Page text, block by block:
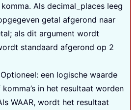
Als decimal_places leeg
getal afgerond naar
als dit argument wordt
standaard afgerond op 2
Optioneel: een logische waarde
in het resultaat worden
WAAR, wordt het resultaat